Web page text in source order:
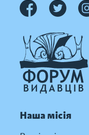
Наша місія